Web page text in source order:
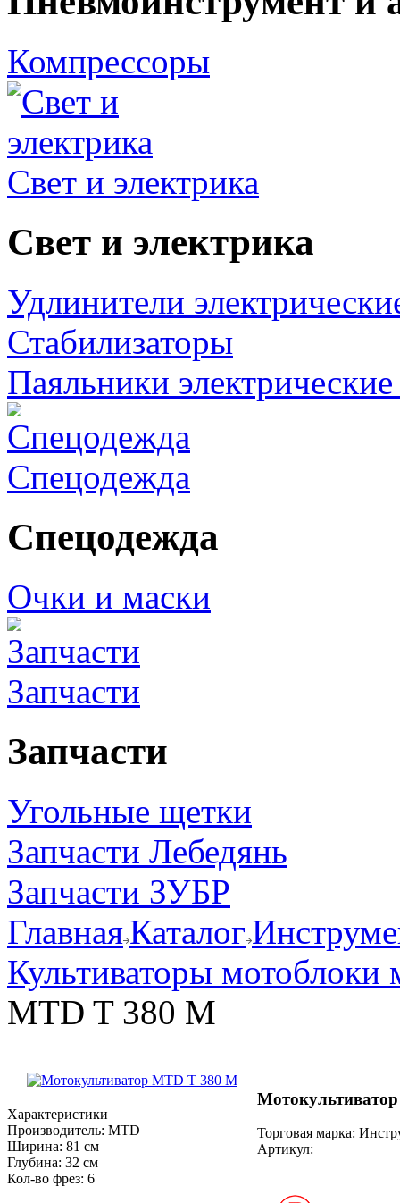
Компрессоры
Свет и электрика
Свет и электрика
Удлинители
Стабилизаторы
Паяльники
Спецодежда
Спецодежда
Очки и маски
Запчасти
Запчасти
Угольные щетки
Запчасти Лебедянь
Запчасти ЗУБР
ГлавнаяКаталог
Культиваторы мотоблоки
MTD T 380 M
Характеристики
Производитель: MTD
Ширина: 81 см
Глубина: 32 см
Кол-во фрез: 6
Торговая марка:
Артикул: